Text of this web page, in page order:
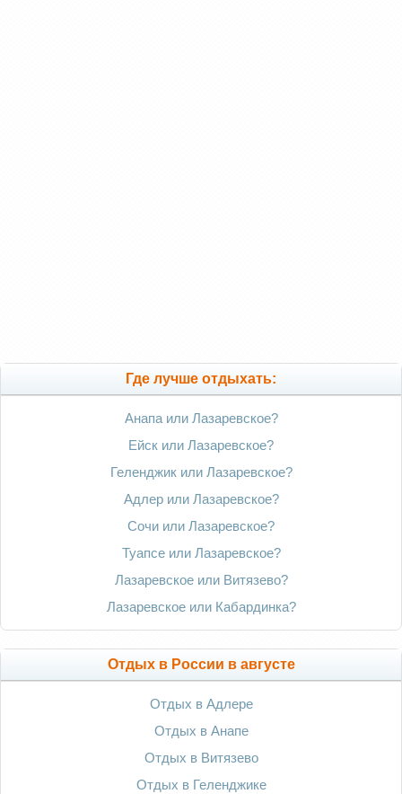
Где лучше отдыхать:
Анапа или Лазаревское?
Ейск или Лазаревское?
Геленджик или Лазаревское?
Адлер или Лазаревское?
Сочи или Лазаревское?
Туапсе или Лазаревское?
Лазаревское или Витязево?
Лазаревское или Кабардинка?
Отдых в России в августе
Отдых в Адлере
Отдых в Анапе
Отдых в Витязево
Отдых в Геленджике